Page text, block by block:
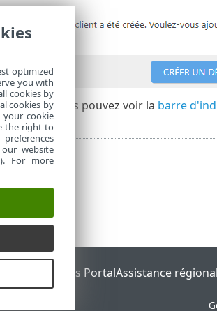
Tâches, vous pouvez voir la barre
ESET Status PortalAssistance
optimized
you with
cookies by
cookies by
your cookie
the right to
website
For more